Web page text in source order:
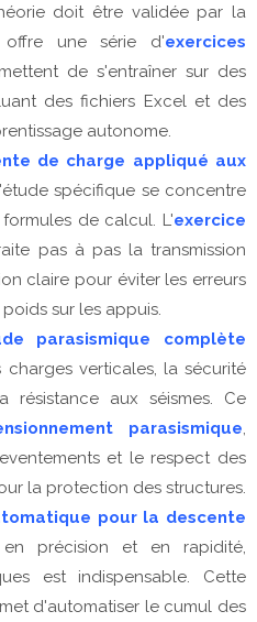
doit être validée par la
offre une série d'exercices
de s'entraîner sur des
des fichiers Excel et des
autonome.
de charge appliqué aux
spécifique se concentre
de calcul. L'exercice
pas à pas la transmission
claire pour éviter les erreurs
sur les appuis.
parasismique complète
charges verticales, la sécurité
aux séismes. Ce
parasismique,
et le respect des
la protection des structures.
pour la descente
précision et en rapidité,
est indispensable. Cette
d'automatiser le cumul des